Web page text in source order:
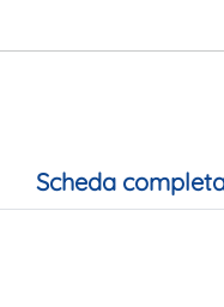
Scheda